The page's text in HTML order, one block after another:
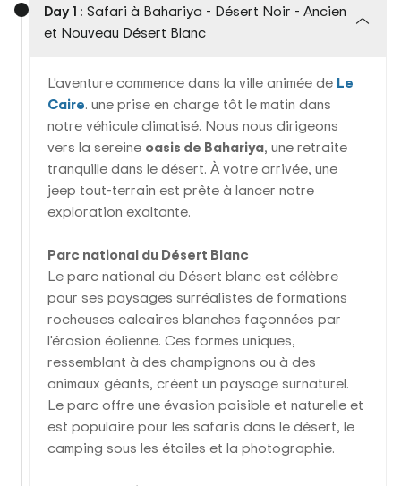
Day 1 : Safari à Bahariya - Désert Noir - Ancien
et Nouveau Désert Blanc
L'aventure commence dans la ville animée de Le
Caire. une prise en charge tôt le matin dans
notre véhicule climatisé. Nous nous dirigeons
vers la sereine oasis de Bahariya, une retraite
tranquille dans le désert. À votre arrivée, une
jeep tout-terrain est prête à lancer notre
exploration exaltante.
Parc national du Désert Blanc
Le parc national du Désert blanc est célèbre
pour ses paysages surréalistes de formations
rocheuses calcaires blanches façonnées par
l'érosion éolienne. Ces formes uniques,
ressemblant à des champignons ou à des
animaux géants, créent un paysage surnaturel.
Le parc offre une évasion paisible et naturelle et
est populaire pour les safaris dans le désert, le
camping sous les étoiles et la photographie.